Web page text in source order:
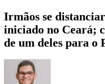
Irmãos se
iniciado no Ceará;
de um deles para o